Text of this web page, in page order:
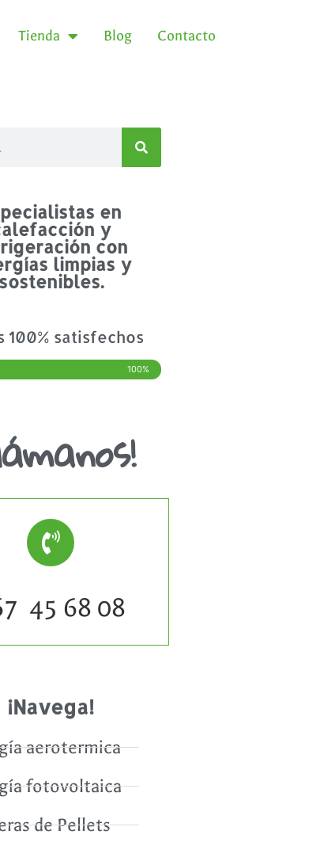
Tienda Blog Contacto
en
y
con
limpias y
sostenibles.
100% satisfechos
100%
45 68 08
¡Navega!
aerotermica
fotovoltaica
de Pellets